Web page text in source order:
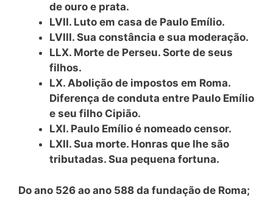
de ouro e prata.
LVII. Luto em casa de Paulo Emílio.
LVIII. Sua constância e sua moderação.
LLX. Morte de Perseu. Sorte de seus
filhos.
LX. Abolição de impostos em Roma.
Diferença de conduta entre Paulo Emílio
e seu filho Cipião.
LXI. Paulo Emílio é nomeado censor.
LXII. Sua morte. Honras que lhe são
tributadas. Sua pequena fortuna.
Do ano 526 ao ano 588 da fundação de Roma;